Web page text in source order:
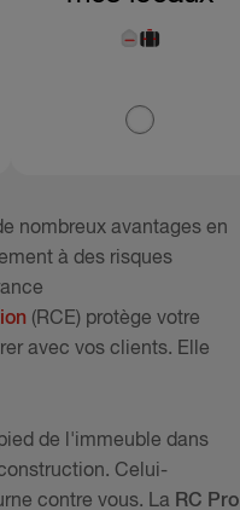
nombreux avantages en
à des risques
(RCE) protège votre
avec vos clients. Elle
de l'immeuble dans
Celui-
contre vous. La RC Pro